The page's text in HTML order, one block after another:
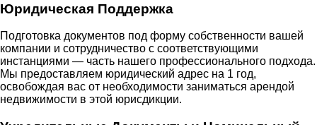
Юридическая Поддержка
Подготовка документов под форму собственности вашей
компании и сотрудничество с соответствующими
инстанциями — часть нашего профессионального подхода.
Мы предоставляем юридический адрес на 1 год,
освобождая вас от необходимости заниматься арендой
недвижимости в этой юрисдикции.